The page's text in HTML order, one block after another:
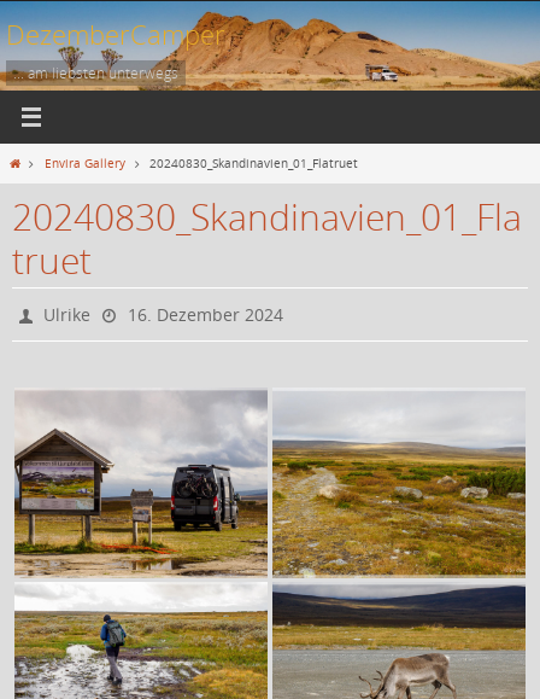
Zum
Inhalt
springen
DezemberCamper
... am liebsten unterwegs
StartEnvira Gallery 20240830_Skandinavien_01_Flatruet
20240830_Skandinavien_01_Fla
truet
Ulrike 16. Dezember 2024